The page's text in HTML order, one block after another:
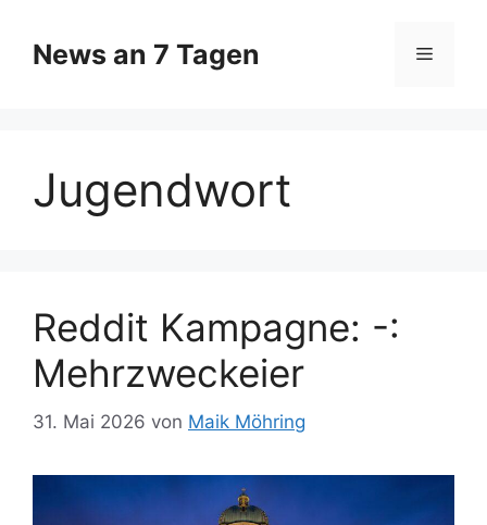
Inhalt
springen
News an 7 Tagen Menü
Jugendwort
Reddit Kampagne: -:
Mehrzweckeier
31. Mai 2026 von Maik Möhring